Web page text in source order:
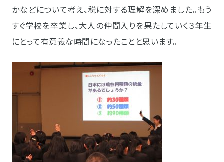
かなどについて考え、税に対する理解を深めました。もう
すぐ学校を卒業し、大人の仲間入りを果たしていく３年生
にとって有意義な時間になったことと思います。